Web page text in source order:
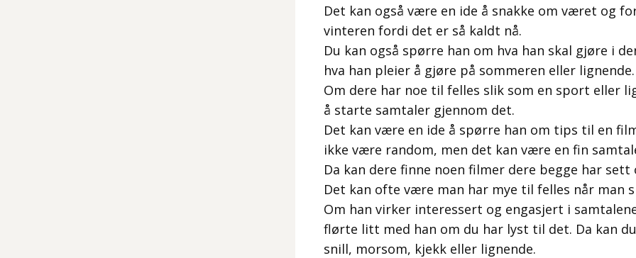
Det kan også være en ide å snakke om været og
vinteren fordi det er så kaldt nå.
Du kan også spørre han om hva han skal gjøre i
hva han pleier å gjøre på sommeren eller lignende.
Om dere har noe til felles slik som en sport eller
å starte samtaler gjennom det.
Det kan være en ide å spørre han om tips til en
ikke være random, men det kan være en fin
Da kan dere finne noen filmer dere begge har
Det kan ofte være man har mye til felles når man
Om han virker interessert og engasjert i
flørte litt med han om du har lyst til det. Da kan
snill, morsom, kjekk eller lignende.